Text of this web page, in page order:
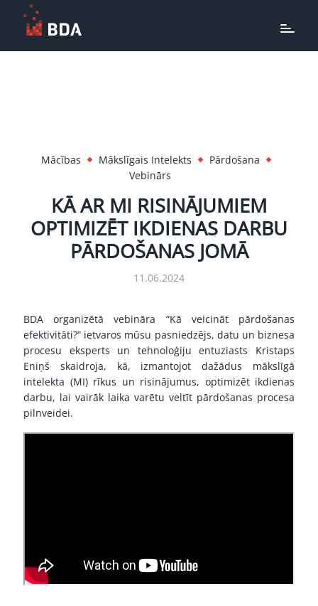
Mācības Mākslīgais Intelekts
Pārdošana
Vebinārs
KĀ AR MI RISINĀJUMIEM
OPTIMIZĒT IKDIENAS DARBU
PĀRDOŠANAS JOMĀ
11.06.2024
BDA organizētā vebināra “Kā veicināt pārdošanas
efektivitāti?” ietvaros mūsu pasniedzējs, datu un biznesa
procesu eksperts un tehnoloģiju entuziasts Kristaps
Eniņš skaidroja, kā, izmantojot dažādus mākslīgā
intelekta (MI) rīkus un risinājumus, optimizēt ikdienas
darbu, lai vairāk laika varētu veltīt pārdošanas procesa
pilnveidei.